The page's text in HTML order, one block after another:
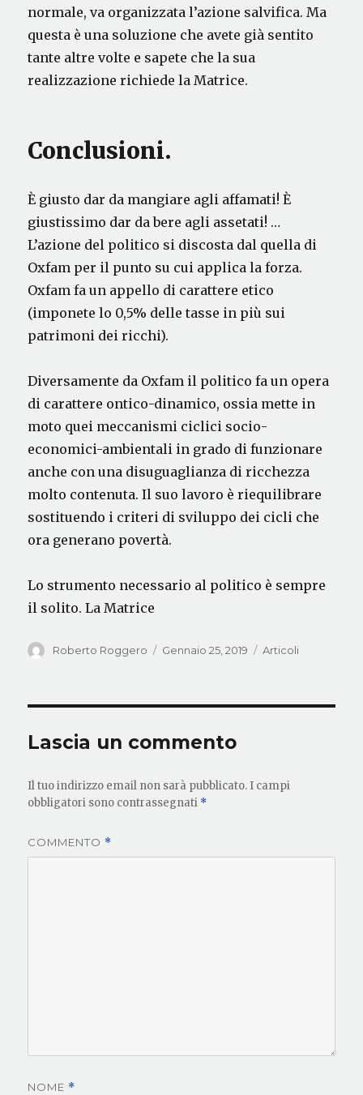
normale, va organizzata l’azione salvifica. Ma
questa è una soluzione che avete già sentito
tante altre volte e sapete che la sua
realizzazione richiede la Matrice.
Conclusioni.
È giusto dar da mangiare agli affamati! È
giustissimo dar da bere agli assetati! …
L’azione del politico si discosta dal quella di
Oxfam per il punto su cui applica la forza.
Oxfam fa un appello di carattere etico
(imponete lo 0,5% delle tasse in più sui
patrimoni dei ricchi).
Diversamente da Oxfam il politico fa un opera
di carattere ontico-dinamico, ossia mette in
moto quei meccanismi ciclici socio-
economici-ambientali in grado di funzionare
anche con una disuguaglianza di ricchezza
molto contenuta. Il suo lavoro è riequilibrare
sostituendo i criteri di sviluppo dei cicli che
ora generano povertà.
Lo strumento necessario al politico è sempre
il solito. La Matrice
Autore
Roberto Roggero
Pubblicato
Gennaio 25, 2019 Categorie
Articoli
Lascia un commento
Il tuo indirizzo email non sarà pubblicato. I campi
obbligatori sono contrassegnati *
COMMENTO *
NOME *